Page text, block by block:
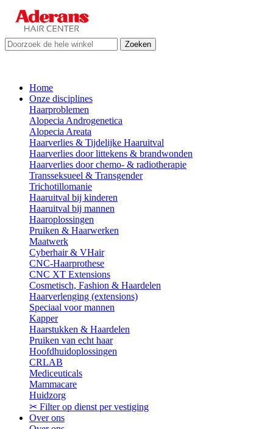
Zoeken
Home
Onze disciplines
Haarproblemen
Alopecia Androgenetica
Alopecia Areata
Haarverlies & Tijdelijke Haaruitval
Haarverlies door littekens & brandwonden
Haarverlies door chemo- & radiotherapie
Transseksueel & Transgender
Trichotillomanie
Haaruitval bij kinderen
Haaruitval bij mannen
Haaroplossingen
Pruiken & Haarwerken
Maatwerk
Cyberhair & VHair
CNC-Haarprothese
CNC XT Extensions
Cosmetisch, Fashion & Haardelen
Haarverlenging (extensions)
Speciaal voor mannen
Kapper
Haarstukken & Haardelen
Pruiken van echt haar
Hoofdhuidoplossingen
CRLAB
Mediceuticals
Mammacare
Huidzorg
✂ Filter op dienst per vestiging
Over ons